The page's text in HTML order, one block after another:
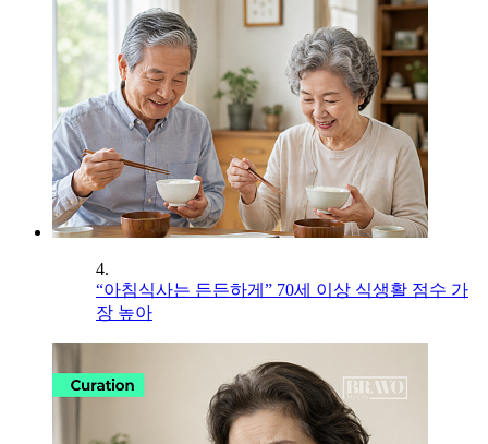
4.
“아침식사는 든든하게” 70세 이상 식생활 점수 가
장 높아